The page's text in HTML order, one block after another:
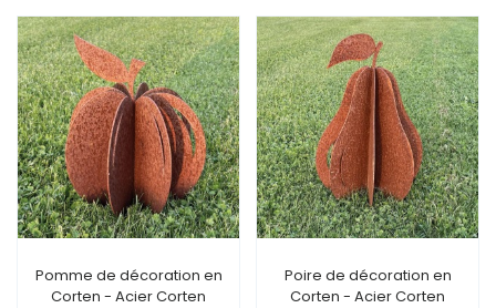
Pomme de décoration en
Corten - Acier Corten
Poire de décoration en
Corten - Acier Corten